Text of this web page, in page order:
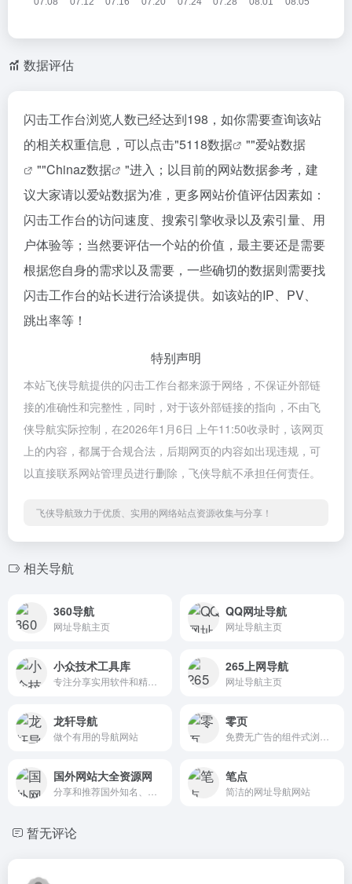
数据评估
闪击工作台浏览人数已经达到198，如你需要查询该站
的相关权重信息，可以点击"5118数据 ""爱站数据
""Chinaz数据
"进入；以目前的网站数据参考，建
议大家请以爱站数据为准，更多网站价值评估因素如：
闪击工作台的访问速度、搜索引擎收录以及索引量、用
户体验等；当然要评估一个站的价值，最主要还是需要
根据您自身的需求以及需要，一些确切的数据则需要找
闪击工作台的站长进行洽谈提供。如该站的IP、PV、
跳出率等！
特别声明
本站飞侠导航提供的闪击工作台都来源于网络，不保证外部链
接的准确性和完整性，同时，对于该外部链接的指向，不由飞
侠导航实际控制，在2026年1月6日 上午11:50收录时，该网页
上的内容，都属于合规合法，后期网页的内容如出现违规，可
以直接联系网站管理员进行删除，飞侠导航不承担任何责任。
飞侠导航致力于优质、实用的网络站点资源收集与分享！
相关导航
360导航
网址导航主页
QQ网址导航
网址导航主页
小众技术工具库 265上网导航
网址导航主页
龙轩导航
做个有用的导航网站
零页
国外网站大全资源网 笔点
简洁的网址导航网站
暂无评论